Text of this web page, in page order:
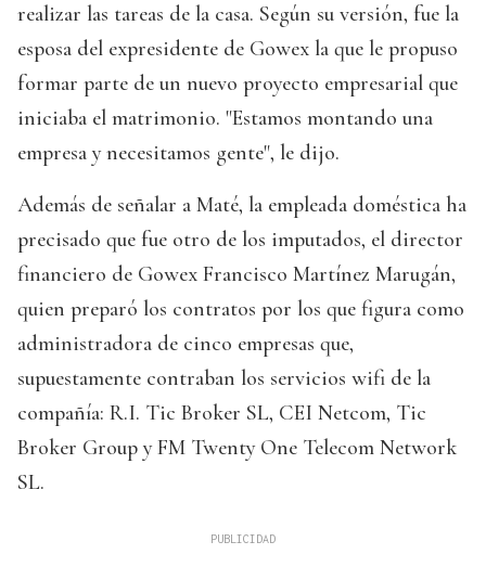
realizar las tareas de la casa. Según su versión, fue la
esposa del expresidente de Gowex la que le propuso
formar parte de un nuevo proyecto empresarial que
iniciaba el matrimonio. "Estamos montando una
empresa y necesitamos gente", le dijo.
Además de señalar a Maté, la empleada doméstica ha
precisado que fue otro de los imputados, el director
financiero de Gowex Francisco Martínez Marugán,
quien preparó los contratos por los que figura como
administradora de cinco empresas que,
supuestamente contraban los servicios wifi de la
compañía: R.I. Tic Broker SL, CEI Netcom, Tic
Broker Group y FM Twenty One Telecom Network
SL.